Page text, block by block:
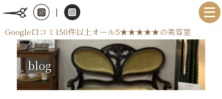
|
Google口コミ150件以上オール5★★★★★の美容室
blog